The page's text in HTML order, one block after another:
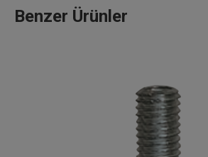
Benzer Ürünler